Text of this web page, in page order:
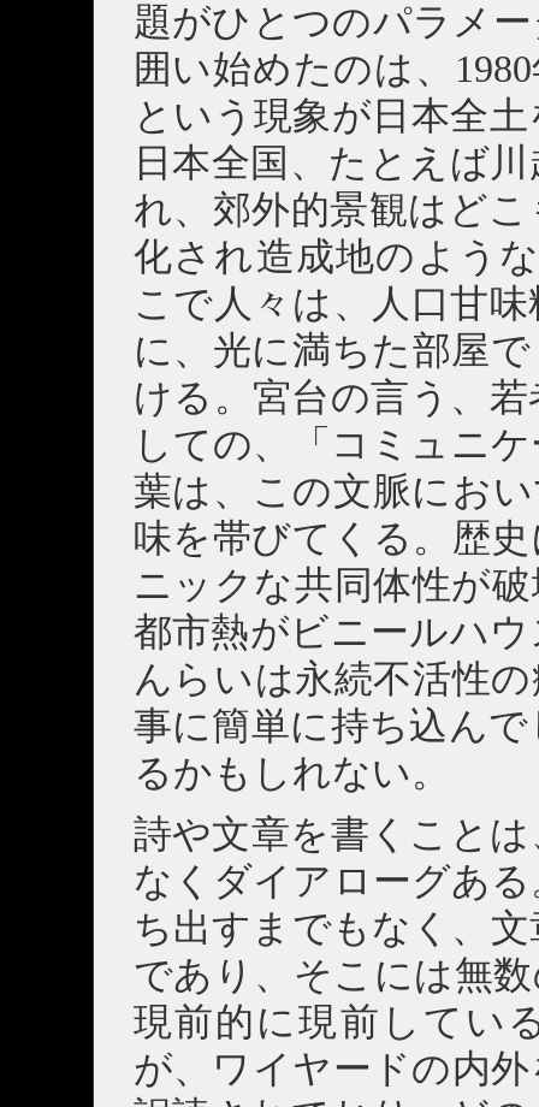
題がひとつのパラメ
囲い始めたのは、
という現象が日本全
日本全国、たとえば
れ、郊外的景観はど
化され造成地のよう
こで人々は、人口甘
に、光に満ちた部屋
ける。宮台の言う、
しての、「コミュニ
葉は、この文脈にお
味を帯びてくる。歴
ニックな共同体性が
都市熱がビニールハ
んらいは永続不活性
事に簡単に持ち込ん
るかもしれない。
詩や文章を書くこと
なくダイアローグあ
ち出すまでもなく、
であり、そこには無
現前的に現前してい
が、ワイヤードの内